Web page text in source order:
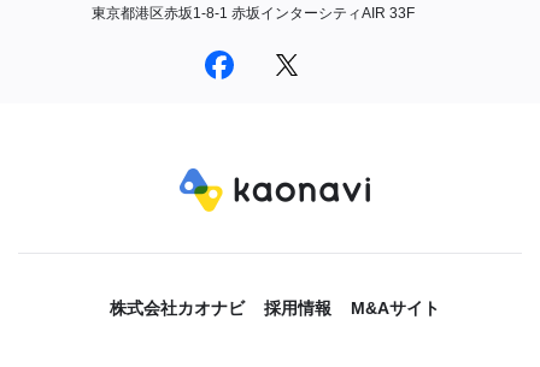
東京都港区赤坂1-8-1 赤坂インターシティAIR 33F
株式会社カオナビ 採用情報 M&Aサイト